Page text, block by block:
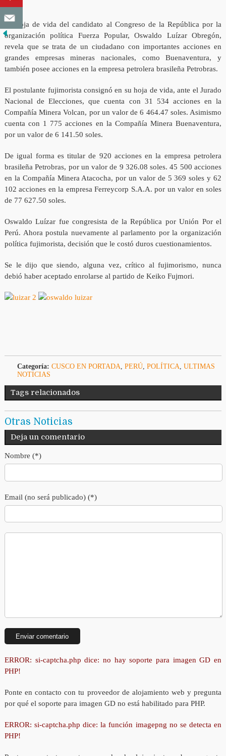
La hoja de vida del candidato al Congreso de la República por la
organización política Fuerza Popular, Oswaldo Luízar Obregón,
revela que se trata de un ciudadano con importantes acciones en
grandes empresas mineras nacionales, como Buenaventura, y
también posee acciones en la empresa petrolera brasileña Petrobras.
El postulante fujimorista consignó en su hoja de vida, ante el Jurado
Nacional de Elecciones, que cuenta con 31 534 acciones en la
Compañía Minera Volcan, por un valor de 6 464.47 soles. Asimismo
cuenta con 1 775 acciones en la Compañía Minera Buenaventura,
por un valor de 6 141.50 soles.
De igual forma es titular de 920 acciones en la empresa petrolera
brasileña Petrobras, por un valor de 9 326.08 soles. 45 500 acciones
en la Compañía Minera Atacocha, por un valor de 5 369 soles y 62
102 acciones en la empresa Ferreycorp S.A.A. por un valor en soles
de 77 627.50 soles.
Oswaldo Luízar fue congresista de la República por Unión Por el
Perú. Ahora postula nuevamente al parlamento por la organización
política fujimorista, decisión que le costó duros cuestionamientos.
Se le dijo que siendo, alguna vez, crítico al fujimorismo, nunca
debió haber aceptado enrolarse al partido de Keiko Fujmori.
Categoría: CUSCO EN PORTADA, PERÚ, POLÍTICA, ULTIMAS
NOTICIAS
Tags relacionados
Otras Noticias
Deja un comentario
Nombre (*)
Email (no será publicado) (*)
ERROR: si-captcha.php dice: no hay soporte para imagen GD en
PHP!
Ponte en contacto con tu proveedor de alojamiento web y pregunta
por qué el soporte para imagen GD no está habilitado para PHP.
ERROR: si-captcha.php dice: la función imagepng no se detecta en
PHP!